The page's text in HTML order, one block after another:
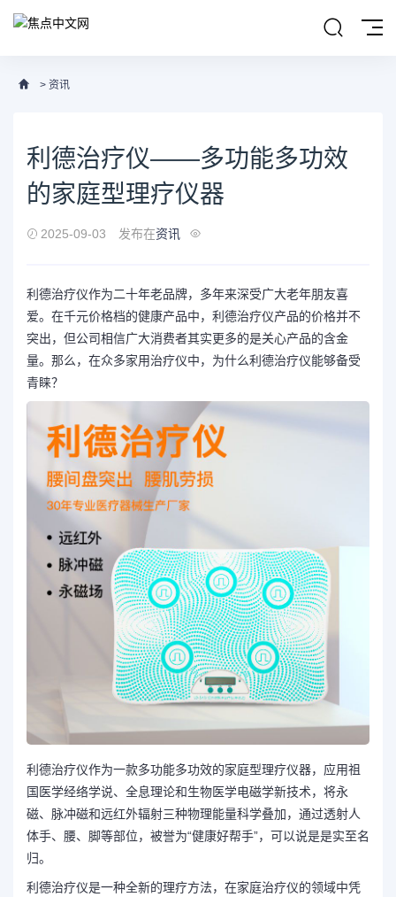
> 资讯
利德治疗仪——多功能多功效
的家庭型理疗仪器
2025-09-03 发布在资讯
利德治疗仪作为二十年老品牌，多年来深受广大老年朋友喜
爱。在千元价格档的健康产品中，利德治疗仪产品的价格并不
突出，但公司相信广大消费者其实更多的是关心产品的含金
量。那么，在众多家用治疗仪中，为什么利德治疗仪能够备受
青睐？
利德治疗仪作为一款多功能多功效的家庭型理疗仪器，应用祖
国医学经络学说、全息理论和生物医学电磁学新技术，将永
磁、脉冲磁和远红外辐射三种物理能量科学叠加，通过透射人
体手、腰、脚等部位，被誉为“健康好帮手”，可以说是是实至名
归。
利德治疗仪是一种全新的理疗方法，在家庭治疗仪的领域中凭